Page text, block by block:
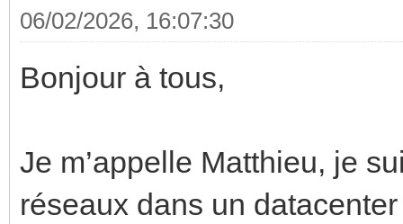
06/02/2026, 16:07:30
Bonjour à tous,
Je m’appelle Matthieu, je
réseaux dans un